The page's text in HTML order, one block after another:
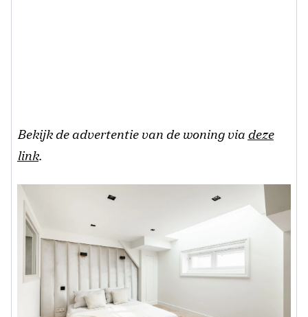
Bekijk de advertentie van de woning viadeze
link.